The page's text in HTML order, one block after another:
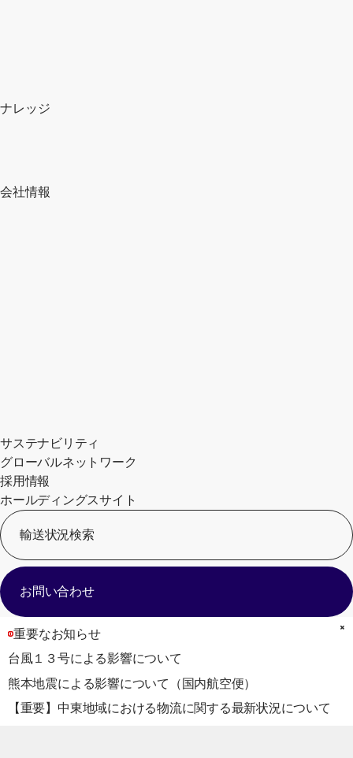
ナレッジ
会社情報
サステナビリティ
グローバルネットワーク
採用情報
ホールディングスサイト
輸送状況検索
[
お問い合わせ
重要なお知らせ
台風１３号による影響について
熊本地震による影響について（国内航空便）
【重要】中東地域における物流に関する最新状況について